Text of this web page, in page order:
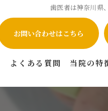
歯医者は神奈川県
お問い合わせはこちら
よくある質問 当院の特